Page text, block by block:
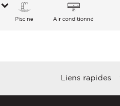
Piscine Air conditionné
Liens rapides